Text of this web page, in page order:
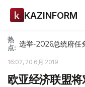
KAZINFORM
热
点: 选举-2026总统府任
16:02, 20 6月 2019
欧亚经济联盟